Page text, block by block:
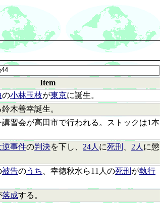
Item
の小林玉枝が東京に誕生。
木善幸誕生。
習会が高田市で行われる。ストックは1本
逆事件の判決を下し、 24人 に死刑 2人 に懲
被告のうち 、幸徳秋水ら11人の死刑 が執行
落成する。